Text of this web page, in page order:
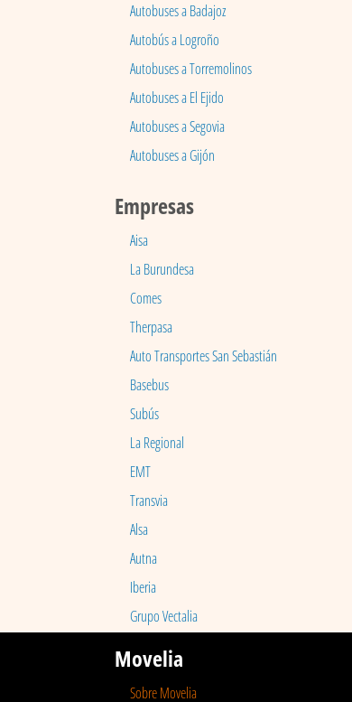
Autobuses a Badajoz
Autobús a Logroño
Autobuses a Torremolinos
Autobuses a El Ejido
Autobuses a Segovia
Autobuses a Gijón
Empresas
Aisa
La Burundesa
Comes
Therpasa
Auto Transportes San Sebastián
Basebus
Subús
La Regional
EMT
Transvia
Alsa
Autna
Iberia
Grupo Vectalia
Movelia
Sobre Movelia